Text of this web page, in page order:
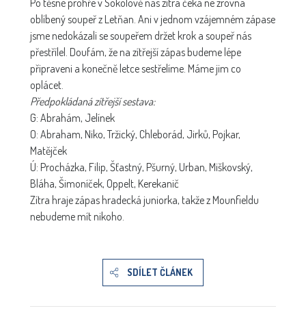
Po těsné prohře v Sokolově nás zítra čeká ne zrovna
oblíbený soupeř z Letňan. Ani v jednom vzájemném zápase
jsme nedokázali se soupeřem držet krok a soupeř nás
přestřílel. Doufám, že na zítřejší zápas budeme lépe
připraveni a konečně letce sestřelíme. Máme jim co
oplácet.
Předpokládaná zítřejší sestava:
G: Abrahám, Jelínek
O: Abraham, Niko, Tržický, Chleborád, Jirků, Pojkar,
Matějček
Ú: Procházka, Filip, Šťastný, Pšurný, Urban, Miškovský,
Bláha, Šimoníček, Oppelt, Kerekanič
Zítra hraje zápas hradecká juniorka, takže z Mounfieldu
nebudeme mít nikoho.
SDÍLET ČLÁNEK